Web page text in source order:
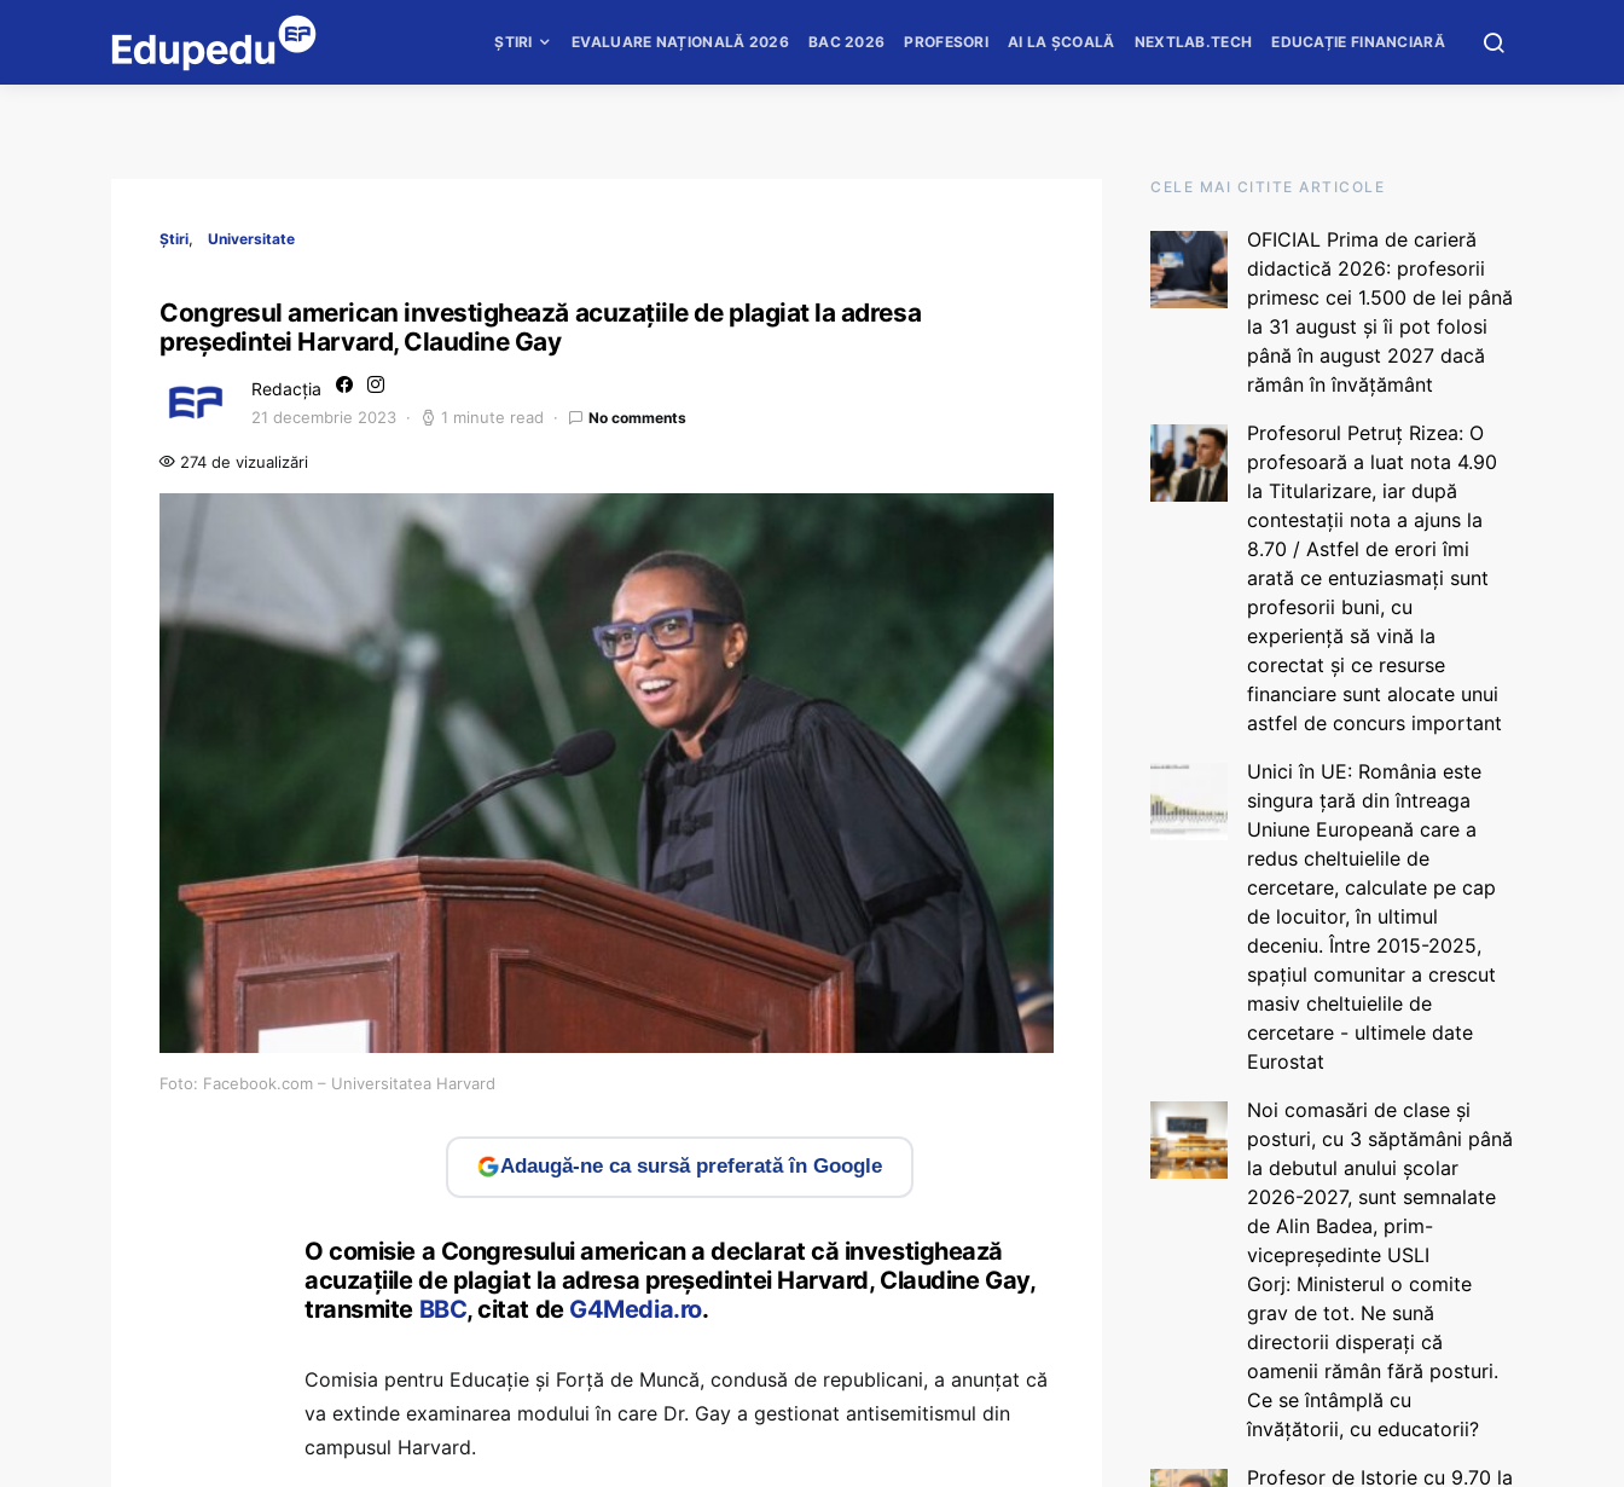
ȘTIRI EVALUARE NAȚIONALĂ 2026 BAC 2026 PROFESORI AI LA ȘCOALĂ NEXTLAB.TECH EDUCAȚIE FINANCIARĂ
Știri Universitate
Congresul american investighează acuzațiile de plagiat la adresa
președintei Harvard, Claudine Gay
Redacția
21 decembrie 2023 1 minute read No comments
274 de vizualizări
Foto: Facebook.com – Universitatea Harvard
Adaugă-ne ca sursă preferată în Google
O comisie a Congresului american a declarat că investighează
acuzațiile de plagiat la adresa președintei Harvard, Claudine Gay,
transmite BBC, citat de G4Media.ro.
Comisia pentru Educație și Forță de Muncă, condusă de republicani, a anunțat că
va extinde examinarea modului în care Dr. Gay a gestionat antisemitismul din
campusul Harvard.
CELE MAI CITITE ARTICOLE
OFICIAL Prima de carieră
didactică 2026: profesorii
primesc cei 1.500 de lei până
la 31 august și îi pot folosi
până în august 2027 dacă
rămân în învățământ
Profesorul Petruț Rizea: O
profesoară a luat nota 4.90
la Titularizare, iar după
contestații nota a ajuns la
8.70 / Astfel de erori îmi
arată ce entuziasmați sunt
profesorii buni, cu
experiență să vină la
corectat și ce resurse
financiare sunt alocate unui
astfel de concurs important
Unici în UE: România este
singura țară din întreaga
Uniune Europeană care a
redus cheltuielile de
cercetare, calculate pe cap
de locuitor, în ultimul
deceniu. Între 2015-2025,
spațiul comunitar a crescut
masiv cheltuielile de
cercetare - ultimele date
Eurostat
Noi comasări de clase și
posturi, cu 3 săptămâni până
la debutul anului școlar
2026-2027, sunt semnalate
de Alin Badea, prim-
vicepreședinte USLI
Gorj: Ministerul o comite
grav de tot. Ne sună
directorii disperați că
oamenii rămân fără posturi.
Ce se întâmplă cu
învățătorii, cu educatorii?
Profesor de Istorie cu 9.70 la